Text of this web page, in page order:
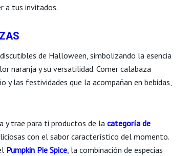
a tus invitados.
de Halloween, simbolizando la esencia
naranja y su versatilidad. Comer calabaza
y las festividades que la acompañan en bebidas,
y trae para ti productos de la categoría de
con el sabor característico del momento.
Pumpkin Pie Spice, la combinación de especias